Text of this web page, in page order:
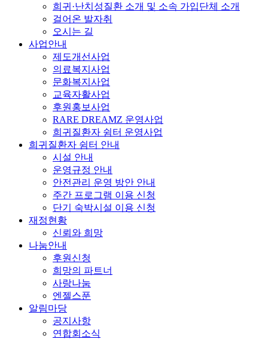
희귀·난치성질환 소개 및 소속 가입단체 소개
걸어온 발자취
오시는 길
사업안내
제도개선사업
의료복지사업
문화복지사업
교육자활사업
후원홍보사업
RARE DREAMZ 운영사업
희귀질환자 쉼터 운영사업
희귀질환자 쉼터 안내
시설 안내
운영규정 안내
안전관리 운영 방안 안내
주간 프로그램 이용 신청
단기 숙박시설 이용 신청
재정현황
신뢰와 희망
나눔안내
후원신청
희망의 파트너
사랑나눔
엔젤스푼
알림마당
공지사항
연합회소식